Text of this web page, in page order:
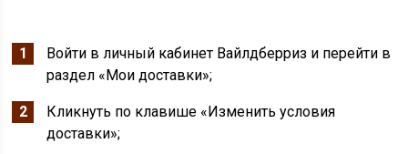
Войти в личный кабинет Вайлдберриз и перейти в
раздел «Мои доставки»;
Кликнуть по клавише «Изменить условия
доставки»;